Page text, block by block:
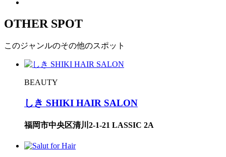
OTHER SPOT
このジャンルのその他のスポット
BEAUTY
しき SHIKI HAIR SALON
福岡市中央区清川2-1-21 LASSIC 2A